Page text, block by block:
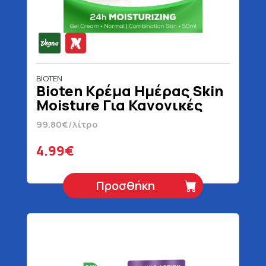
BIOTEN
Bioten Κρέμα Ημέρας Skin
Moisture Για Κανονικές
Μικτές Επιδερμίδες Vegan
50 ml
99.80€/λίτρο
4.99€
Προσθήκη